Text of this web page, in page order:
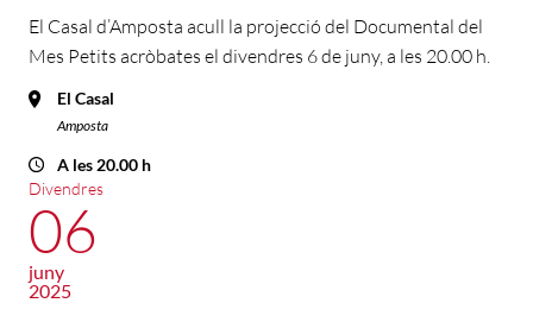
El Casal d’Amposta acull la projecció del Documental del
Mes Petits acròbates el divendres 6 de juny, a les 20.00 h.
El Casal
Amposta
A les 20.00 h
Divendres
06
juny
2025